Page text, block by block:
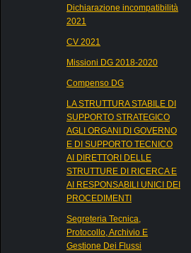
Dichiarazione incompatibilità
2021
CV 2021
Missioni DG 2018-2020
Compenso DG
LA STRUTTURA STABILE DI
SUPPORTO STRATEGICO
AGLI ORGANI DI GOVERNO
E DI SUPPORTO TECNICO
AI DIRETTORI DELLE
STRUTTURE DI RICERCA E
AI RESPONSABILI UNICI DEI
PROCEDIMENTI
Segreteria Tecnica,
Protocollo, Archivio E
Gestione Dei Flussi